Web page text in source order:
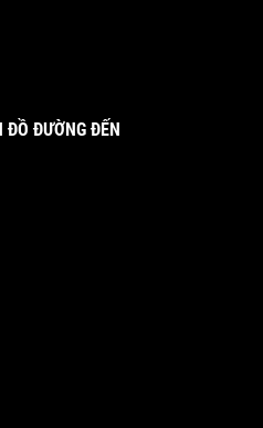
ĐỒ ĐƯỜNG ĐẾN